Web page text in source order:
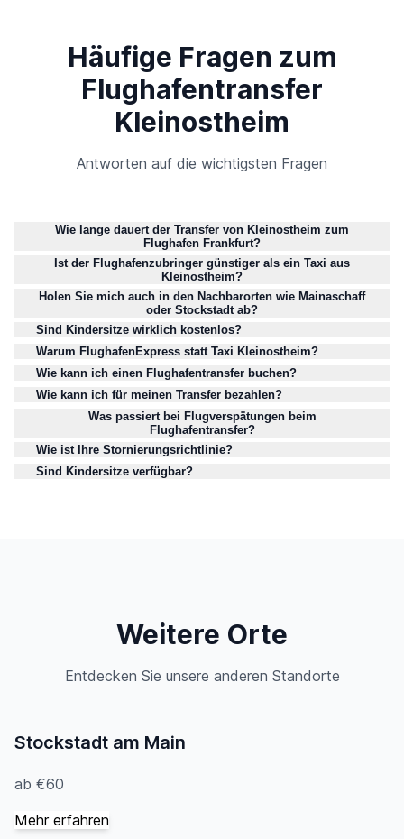
Häufige Fragen zum
Flughafentransfer
Kleinostheim
Antworten auf die wichtigsten Fragen
Wie lange dauert der Transfer von Kleinostheim zum
Flughafen Frankfurt?
Ist der Flughafenzubringer günstiger als ein Taxi aus
Kleinostheim?
Holen Sie mich auch in den Nachbarorten wie Mainaschaff
oder Stockstadt ab?
Sind Kindersitze wirklich kostenlos?
Warum FlughafenExpress statt Taxi Kleinostheim?
Wie kann ich einen Flughafentransfer buchen?
Wie kann ich für meinen Transfer bezahlen?
Was passiert bei Flugverspätungen beim
Flughafentransfer?
Wie ist Ihre Stornierungsrichtlinie?
Sind Kindersitze verfügbar?
Weitere Orte
Entdecken Sie unsere anderen Standorte
Stockstadt am Main
ab €60
Mehr erfahren